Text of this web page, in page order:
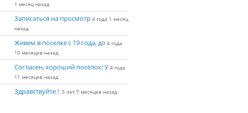
1 месяц назад
Записаться на просмотр 4 года 1 месяц
назад
Живем в поселке с 19 года, до 4 года
10 месяцев назад
Согласен, хороший посёлок! У 4 года
11 месяцев назад
Здравствуйте ! 5 лет 7 месяцев назад